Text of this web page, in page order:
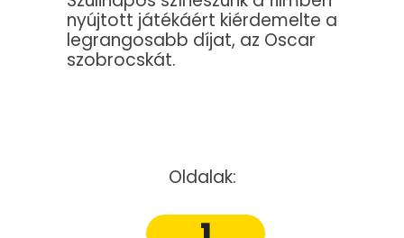
nyújtott játékáért kiérdemelte a
legrangosabb díjat, az Oscar
szobrocskát.
Oldalak: